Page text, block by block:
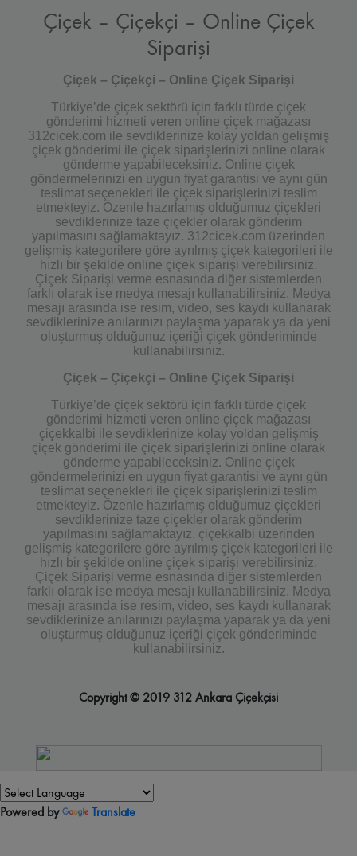
Çiçek – Çiçekçi – Online Çiçek
Siparişi
Çiçek – Çiçekçi – Online Çiçek Siparişi
Türkiye’de çiçek sektörü için farklı türde çiçek
gönderimi hizmeti veren online çiçek mağazası
312cicek.com ile sevdiklerinize kolay yoldan gelişmiş
çiçek gönderimi ile çiçek siparişlerinizi online olarak
gönderme yapabileceksiniz. Online çiçek
göndermelerinizi en uygun fiyat garantisi ve aynı gün
teslimat seçenekleri ile çiçek siparişlerinizi teslim
etmekteyiz. Özenle hazırlamış olduğumuz çiçekleri
sevdiklerinize taze çiçekler olarak gönderim
yapılmasını sağlamaktayız. 312cicek.com üzerinden
gelişmiş kategorilere göre ayrılmış çiçek kategorileri ile
hızlı bir şekilde online çiçek siparişi verebilirsiniz.
Çiçek Siparişi verme esnasında diğer sistemlerden
farklı olarak ise medya mesajı kullanabilirsiniz. Medya
mesajı arasında ise resim, video, ses kaydı kullanarak
sevdiklerinize anılarınızı paylaşma yaparak ya da yeni
oluşturmuş olduğunuz içeriği çiçek gönderiminde
kullanabilirsiniz.
Çiçek – Çiçekçi – Online Çiçek Siparişi
Türkiye’de çiçek sektörü için farklı türde çiçek
gönderimi hizmeti veren online çiçek mağazası
çiçekkalbi ile sevdiklerinize kolay yoldan gelişmiş
çiçek gönderimi ile çiçek siparişlerinizi online olarak
gönderme yapabileceksiniz. Online çiçek
göndermelerinizi en uygun fiyat garantisi ve aynı gün
teslimat seçenekleri ile çiçek siparişlerinizi teslim
etmekteyiz. Özenle hazırlamış olduğumuz çiçekleri
sevdiklerinize taze çiçekler olarak gönderim
yapılmasını sağlamaktayız. çiçekkalbi üzerinden
gelişmiş kategorilere göre ayrılmış çiçek kategorileri ile
hızlı bir şekilde online çiçek siparişi verebilirsiniz.
Çiçek Siparişi verme esnasında diğer sistemlerden
farklı olarak ise medya mesajı kullanabilirsiniz. Medya
mesajı arasında ise resim, video, ses kaydı kullanarak
sevdiklerinize anılarınızı paylaşma yaparak ya da yeni
oluşturmuş olduğunuz içeriği çiçek gönderiminde
kullanabilirsiniz.
Copyright © 2019 312 Ankara Çiçekçisi
Powered by Translate